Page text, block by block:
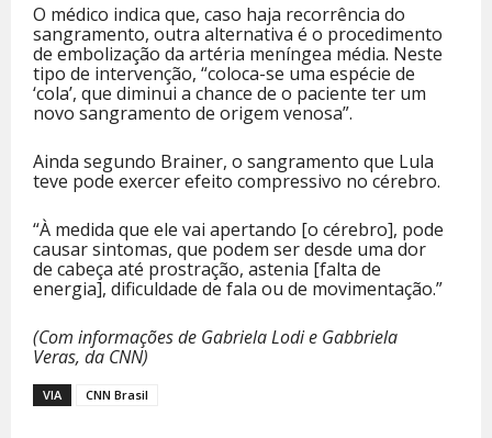
O médico indica que, caso haja recorrência do
sangramento, outra alternativa é o procedimento
de embolização da artéria meníngea média. Neste
tipo de intervenção, “coloca-se uma espécie de
‘cola’, que diminui a chance de o paciente ter um
novo sangramento de origem venosa”.
Ainda segundo Brainer, o sangramento que Lula
teve pode exercer efeito compressivo no cérebro.
“À medida que ele vai apertando [o cérebro], pode
causar sintomas, que podem ser desde uma dor
de cabeça até prostração, astenia [falta de
energia], dificuldade de fala ou de movimentação.”
(Com informações de Gabriela Lodi e Gabbriela
Veras, da CNN)
VIA CNN Brasil